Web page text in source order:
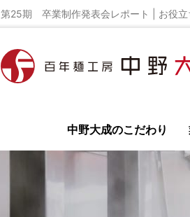
第25期 卒業制作発表会レポート | お役立
中野大成のこだわり